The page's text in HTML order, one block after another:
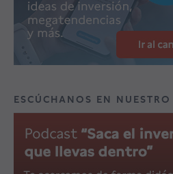
ESCÚCHANOS EN